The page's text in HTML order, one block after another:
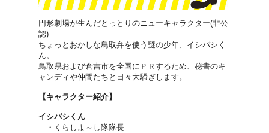
円形劇場が生んだとっとりのニューキャラクター(非公
認)
ちょっとおかしな鳥取弁を使う謎の少年、イシバシく
ん。
鳥取県および倉吉市を全国にＰＲするため、秘書のキ
ャンディや仲間たちと日々大騒ぎします。
【キャラクター紹介】
イシバシくん
・くらしよ～し隊隊長